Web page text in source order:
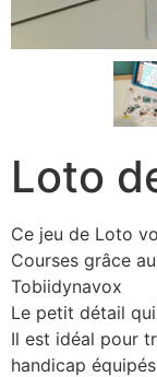
Loto
Ce jeu de Loto
Courses grâce
Tobiidynavox
Le petit détail
Il est idéal pour
handicap